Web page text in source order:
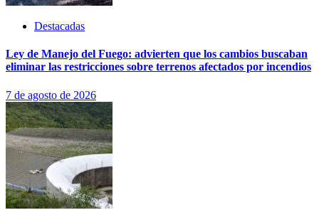
Destacadas
Ley de Manejo del Fuego: advierten que los cambios buscaban
eliminar las restricciones sobre terrenos afectados por incendios
7 de agosto de 2026